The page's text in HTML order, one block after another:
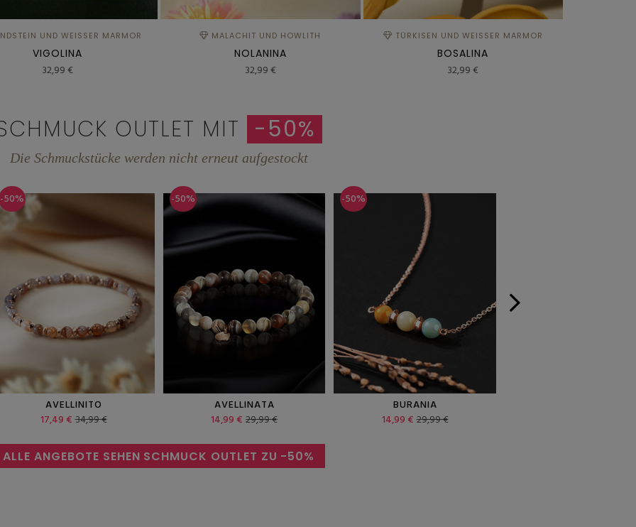
UND WEISSER MARMOR
VIGOLINA
32,99 €
MALACHIT UND HOWLITH
NOLANINA
32,99 €
TÜRKISEN UND WEISSER MARMOR
BOSALINA
32,99 €
OUTLET MIT -50%
Die Schmuckstücke werden nicht erneut aufgestockt
AVELLINITO
17,49 €34,99 €
-50%
AVELLINATA
14,99 €29,99 €
-50%
BURANIA
14,99 €29,99 €
ALLE ANGEBOTE SEHEN SCHMUCK OUTLET ZU -50%